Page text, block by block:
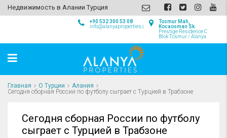
Недвижимость в Алании Турция
Tosmur Mah,
Kocaosman Sk.
Prestige Residence C
Blok Tosmur / Alanya
+90 532 300 53 08
info@alanyaproperties.com
Главная О Турции
Алания
Сегодня сборная России по футболу сыграет с Турцией в Трабзоне
Сегодня сборная России по футболу
сыграет с Турцией в Трабзоне